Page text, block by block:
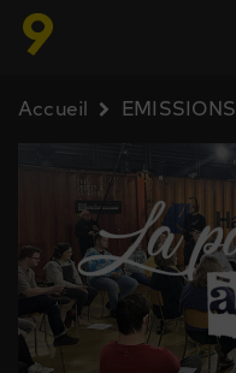
Accueil EMISSIONS